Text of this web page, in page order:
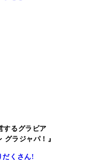
するグラビア
グラジャパ！』
だくさん!